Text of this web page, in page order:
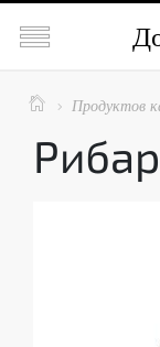

  Продуктов
Рибар